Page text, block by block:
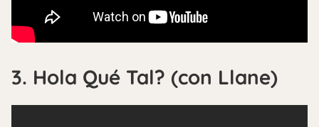
3. Hola Qué Tal? (con Llane)